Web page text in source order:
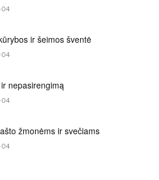
ir šeimos šventė
nepasirengimą
žmonėms ir svečiams